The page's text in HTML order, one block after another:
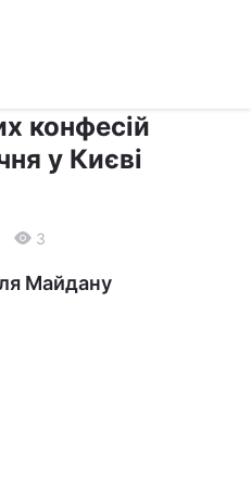
конфесій
у Києві
3
Майдану